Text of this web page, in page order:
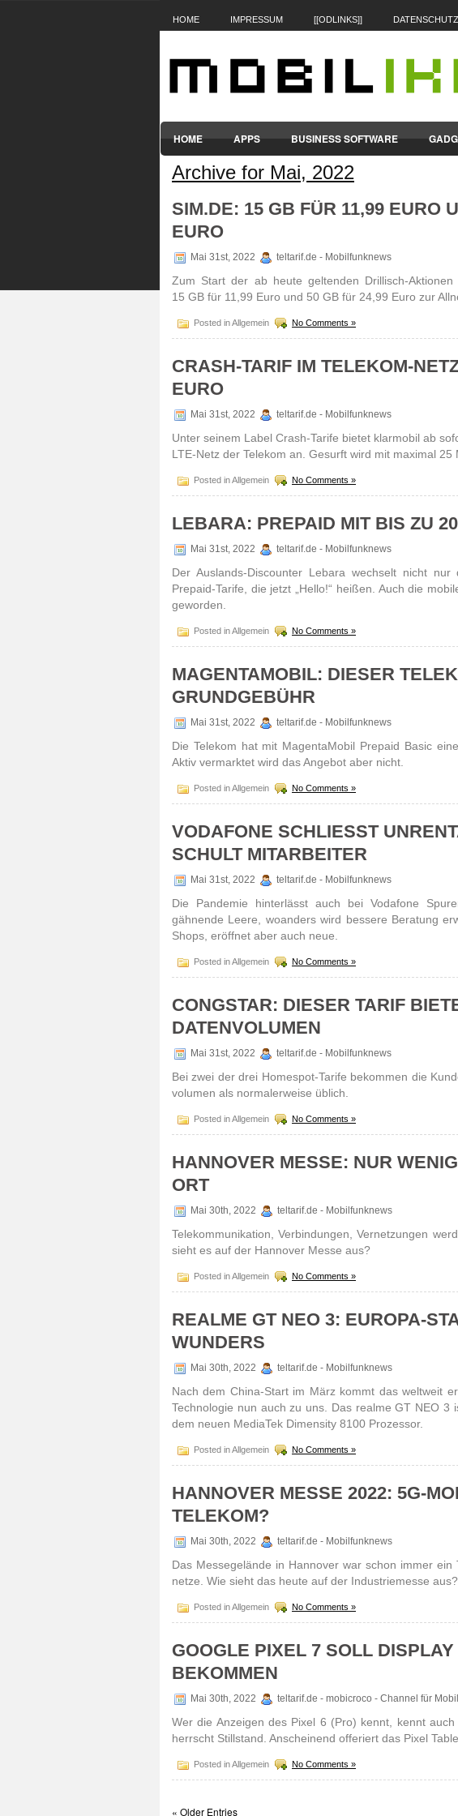
HOME IMPRESSUM [[ODLINKS]] DATENSCHUTZ
HOME APPS BUSINESS SOFTWARE
SMARTPHONES & HANDYS TABLET-PCS
Archive for Mai, 2022
SIM.DE: 15 GB FÜR 11,99 EURO
EURO
Mai 31st, 2022 teltarif.de - Mobilfunknews
Zum Start der ab heute geltenden Dril­lisch-
15 GB für 11,99 Euro und 50 GB für 24,99 Euro zur
Posted in Allgemein No Comments »
CRASH-TARIF IM TELEKOM-
EURO
Mai 31st, 2022 teltarif.de - Mobilfunknews
Unter seinem Label Crash-Tarife bietet klar­mobil ab
LTE-Netz der Telekom an. Gesurft wird mit maximal 25
Posted in Allgemein No Comments »
LEBARA: PREPAID MIT BIS ZU
Mai 31st, 2022 teltarif.de - Mobilfunknews
Der Auslands-Discounter Lebara wech­selt nicht
Prepaid-Tarife, die jetzt „Hello!“ heißen. Auch die
geworden.
Posted in Allgemein No Comments »
MAGENTAMOBIL: DIESER
GRUNDGEBÜHR
Mai 31st, 2022 teltarif.de - Mobilfunknews
Die Telekom hat mit MagentaMobil Prepaid Basic
Aktiv vermarktet wird das Angebot aber nicht.
Posted in Allgemein No Comments »
VODAFONE SCHLIESST
CHULT MITARBEITER
Mai 31st, 2022 teltarif.de - Mobilfunknews
Die Pandemie hinter­lässt auch bei Voda­fone
gähnende Leere, woan­ders wird bessere Bera­tung
Shops, eröffnet aber auch neue.
Posted in Allgemein No Comments »
CONGSTAR: DIESER TARIF
DATENVOLUMEN
Mai 31st, 2022 teltarif.de - Mobilfunknews
Bei zwei der drei Home­spot-Tarife bekommen die
volumen als norma­ler­weise üblich.
Posted in Allgemein No Comments »
HANNOVER MESSE: NUR
ORT
Mai 30th, 2022 teltarif.de - Mobilfunknews
Tele­kom­muni­kation, Verbin­dungen, Vernet­zungen
sieht es auf der Hannover Messe aus?
Posted in Allgemein No Comments »
REALME GT NEO 3: EUROPA-
WUNDERS
Mai 30th, 2022 teltarif.de - Mobilfunknews
Nach dem China-Start im März kommt das welt­weit
Tech­nologie nun auch zu uns. Das realme GT NEO
dem neuen MediaTek Dimen­sity 8100 Prozessor.
Posted in Allgemein No Comments »
HANNOVER MESSE 2022: 5G-
TELEKOM?
Mai 30th, 2022 teltarif.de - Mobilfunknews
Das Messe­gelände in Hannover war schon immer
netze. Wie sieht das heute auf der Indus­trie­messe aus?
Posted in Allgemein No Comments »
GOOGLE PIXEL 7 SOLL
BEKOMMEN
Mai 30th, 2022 teltarif.de - mobicroco - Channel für
Wer die Anzeigen des Pixel 6 (Pro) kennt, kennt
herrscht Still­stand. Anschei­nend offe­riert das Pixel
Posted in Allgemein No Comments »
« Older Entries